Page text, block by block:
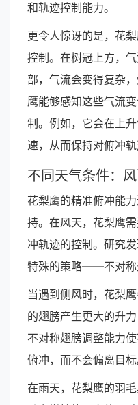
和轨迹控制能力。
更令人惊讶的是，花
控制。在树冠上方，
部，气流会变得复杂
鹰能够感知这些气流
制。例如，它会在上
速，从而保持对俯冲轨
不同天气条件：
花梨鹰的精准俯冲能
持。在风天，花梨鹰
冲轨迹的控制。研究
特殊的策略——不对称
当遇到侧风时，花梨
的翅膀产生更大的升
不对称翅膀调整能力
俯冲，而不会偏离目标
在雨天，花梨鹰的羽